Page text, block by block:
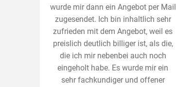
wurde mir dann ein Angebot per Mail
zugesendet. Ich bin inhaltlich sehr
zufrieden mit dem Angebot, weil es
preislich deutlich billiger ist, als die,
die ich mir nebenbei auch noch
eingeholt habe. Es wurde mir ein
sehr fachkundiger und offener